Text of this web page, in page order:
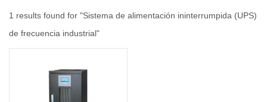
1 results found for "Sistema de alimentación ininterrumpida (UPS)
de frecuencia industrial"